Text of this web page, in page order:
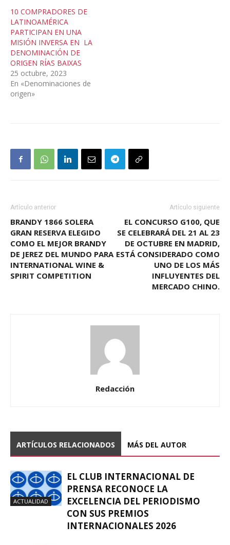
10 COMPRADORES DE
LATINOAMÉRICA
PARTICIPAN EN UNA
MISIÓN INVERSA EN LA
DENOMINACIÓN DE
ORIGEN RÍAS BAIXAS
25 octubre, 2023
En «Denominaciones de
origen»
Artículo anterior
BRANDY 1866 SOLERA
GRAN RESERVA ELEGIDO
COMO EL MEJOR BRANDY
DE JEREZ DEL MUNDO PARA
INTERNATIONAL WINE &
SPIRIT COMPETITION
Artículo siguiente
EL CONCURSO G100, QUE
SE CELEBRARÁ DEL 21 AL 23
DE OCTUBRE EN MADRID,
ESTÁ CONSIDERADO COMO
UNO DE LOS MÁS
INFLUYENTES DEL
MERCADO CHINO.
Redacción
ARTÍCULOS RELACIONADOS MÁS DEL AUTOR
ACTUALIDAD
EL CLUB INTERNACIONAL DE
PRENSA RECONOCE LA
EXCELENCIA DEL PERIODISMO
CON SUS PREMIOS
INTERNACIONALES 2026